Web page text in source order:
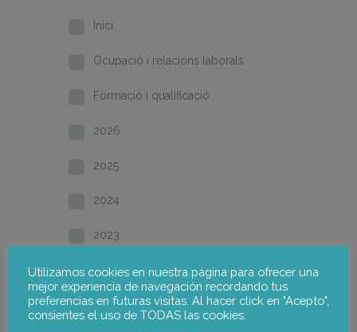
Inici
Ocupació i relacions laborals
Formació i qualificació
2026
2025
2024
2023
2022
2021
Utilizamos cookies en nuestra página para ofrecer una
mejor experiencia de navegación recordando tus
preferencias en futuras visitas. Al hacer click en "Acepto",
consientes el uso de TODAS las cookies.